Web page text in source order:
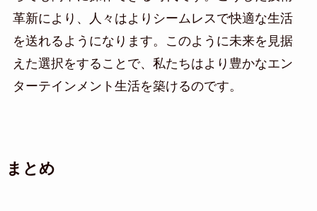
革新により、人々はよりシームレスで快適な生活
を送れるようになります。このように未来を見据
えた選択をすることで、私たちはより豊かなエン
ターテインメント生活を築けるのです。
まとめ